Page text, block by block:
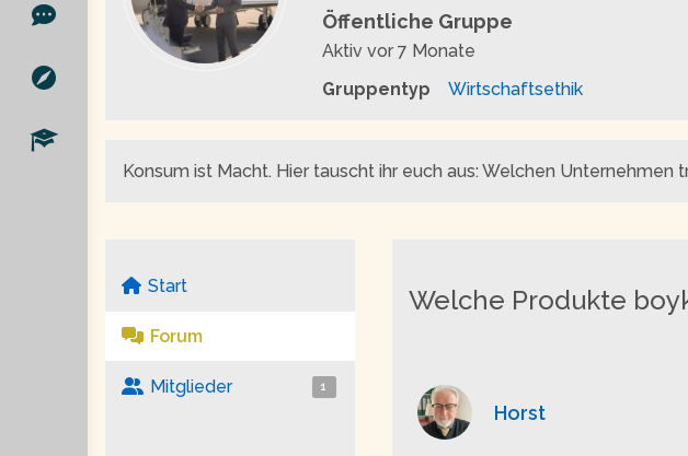
Öffentliche Gruppe
Aktiv vor 7 Monate
Gruppentyp
Wirtschaftsethik
Konsum ist Macht. Hier tauscht ihr euch aus: Welchen Unternehmen
Start
Forum
Mitglieder 1
Welche Produkte
Horst